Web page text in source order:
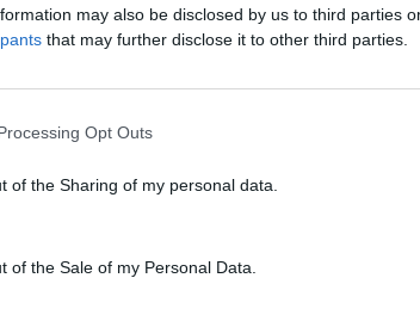
may also be disclosed by us to third parties
that may further disclose it to other third parties.
Opt Outs
of the Sharing of my personal data.
of the Sale of my Personal Data.